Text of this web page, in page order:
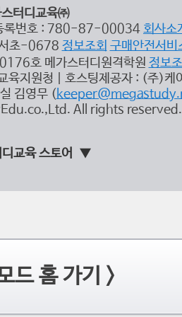
터디교육㈜
록번호 : 780-87-00034 회사소
초-0678 정보조회 구매안전서비
호 메가스터디원격학원 정보
육지원청 | 호스팅제공자 : (주)케
김영무 (
All rights reserved.
교육 스토어
드 홈 가기 >